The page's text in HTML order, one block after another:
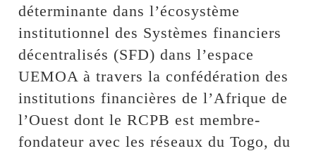
déterminante dans l’écosystème
institutionnel des Systèmes financiers
décentralisés (SFD) dans l’espace
UEMOA à travers la confédération des
institutions financières de l’Afrique de
l’Ouest dont le RCPB est membre-
fondateur avec les réseaux du Togo, du